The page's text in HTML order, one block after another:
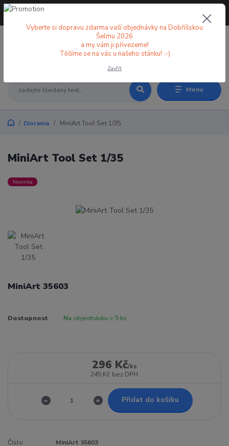
Menu
+420 773 998 582
Diorama MiniArt Tool Set 1/35
MiniArt Tool Set 1/35
Novinka
MiniArt 35603
Dostupnost Na objednávku > 5 ks
296 Kč/ks
245 Kč bez DPH
Přidat do košíku
Číslo
MiniArt 35603
Vyberte si dopravu zdarma vaší objednávky na Dobříšskou
Šelmu 2026
a my vám ji přivezeme!
Těšíme se na vás u našeho stánku! :-)
Zavřít